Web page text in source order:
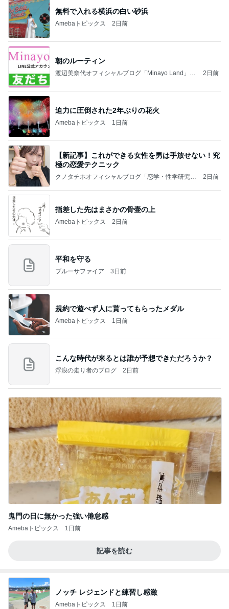
無料で入れる横浜の白い砂浜
Amebaトピックス 2日前
朝のルーティン
渡辺美奈代オフィシャルブログ「Minayo Land」P
2日前
迫力に圧倒された2年ぶりの花火
Amebaトピックス 1日前
【新記事】これができる女性を男は手放せない！究
極の恋愛テクニック
クノタチホオフィシャルブログ「恋学・性学研究
2日前
指差した先はまさかの骨壷の上
Amebaトピックス 2日前
平和を守る
ブルーサファイア 3日前
規約で遊べず人に貰ってもらったメダル
Amebaトピックス 1日前
こんな時代が来るとは誰が予想できただろうか？
浮浪の走り者のブログ 2日前
鬼門の日に無かった強い倦怠感
Amebaトピックス 1日前
記事を読む
ノッチ レジェンドと練習し感激
Amebaトピックス 1日前